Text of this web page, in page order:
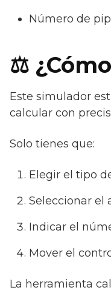
Número de
⚖️
Este simulador
calcular con
Solo tienes que:
Elegir el tipo
Seleccionar el
Indicar el
Mover el
La herramienta